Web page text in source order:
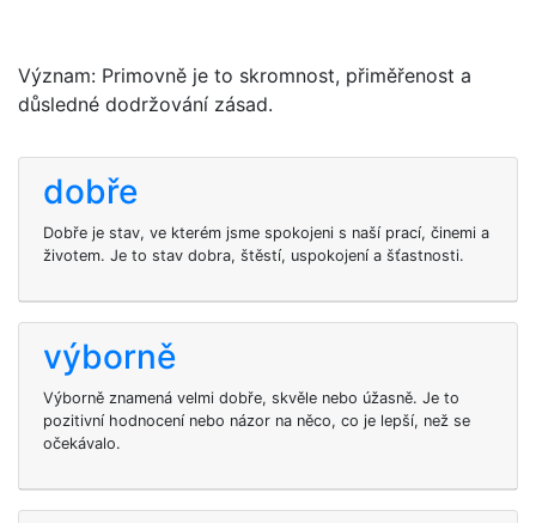
Význam: Primovně je to skromnost, přiměřenost a
důsledné dodržování zásad.
dobře
Dobře je stav, ve kterém jsme spokojeni s naší prací, činemi a
životem. Je to stav dobra, štěstí, uspokojení a šťastnosti.
výborně
Výborně znamená velmi dobře, skvěle nebo úžasně. Je to
pozitivní hodnocení nebo názor na něco, co je lepší, než se
očekávalo.